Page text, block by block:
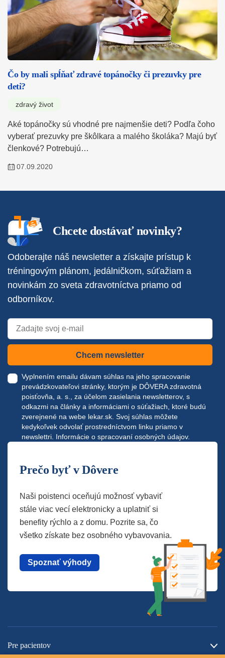
Čo by mali spĺňať zdravé topánočky či prezuvky pre
deti?
zdravý život
Aké topánočky sú vhodné pre najmenšie deti? Podľa čoho
vyberať prezuvky pre škôlkara a malého školáka? Majú byť
členkové? Potrebujú…
07.09.2020
Chcete dostávať novinky?
Odoberajte náš newsletter a získajte prístup k
tréningovým plánom, jedálničkom, súťažiam a
novinkám zo sveta zdravotníctva priamo od
odborníkov.
Chcem newsletter
Vyplnením emailu dávam súhlas na jeho spracovanie
prevádzkovateľovi stránky, ktorým je DÔVERA zdravotná
poisťovňa, a. s., za účelom zasielania newsletterov, s
odkazmi na články a informáciami o súťažiach, ktoré budú
zverejnené na webe lekar.sk. Svoj súhlas môžete
kedykoľvek odvolať prostredníctvom linku priamo v
newslettri. Informácie o spracovaní osobných údajov.
Prečo byť v Dôvere
Naši poistenci oceňujú možnosť vybaviť
stále viac vecí elektronicky a uplatniť si
benefity rýchlo a z domu. Pozrite sa, čo
všetko získate bez osobného vybavovania.
Spoznať výhody
Pre pacientov